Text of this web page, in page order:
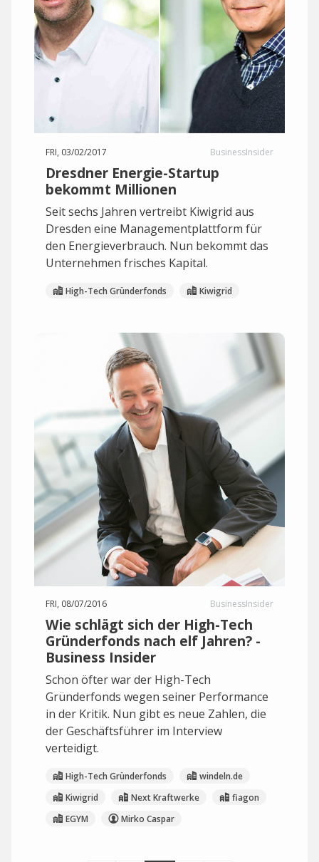
FRI, 03/02/2017 BusinessInsider
Dresdner Energie-Startup
bekommt Millionen
Seit sechs Jahren vertreibt Kiwigrid aus
Dresden eine Managementplattform für
den Energieverbrauch. Nun bekommt das
Unternehmen frisches Kapital.
High-Tech Gründerfonds Kiwigrid
FRI, 08/07/2016 BusinessInsider
Wie schlägt sich der High-Tech
Gründerfonds nach elf Jahren? -
Business Insider
Schon öfter war der High-Tech
Gründerfonds wegen seiner Performance
in der Kritik. Nun gibt es neue Zahlen, die
der Geschäftsführer im Interview
verteidigt.
High-Tech Gründerfonds
windeln.de
Kiwigrid
Next Kraftwerke
fiagon
EGYM
Mirko Caspar